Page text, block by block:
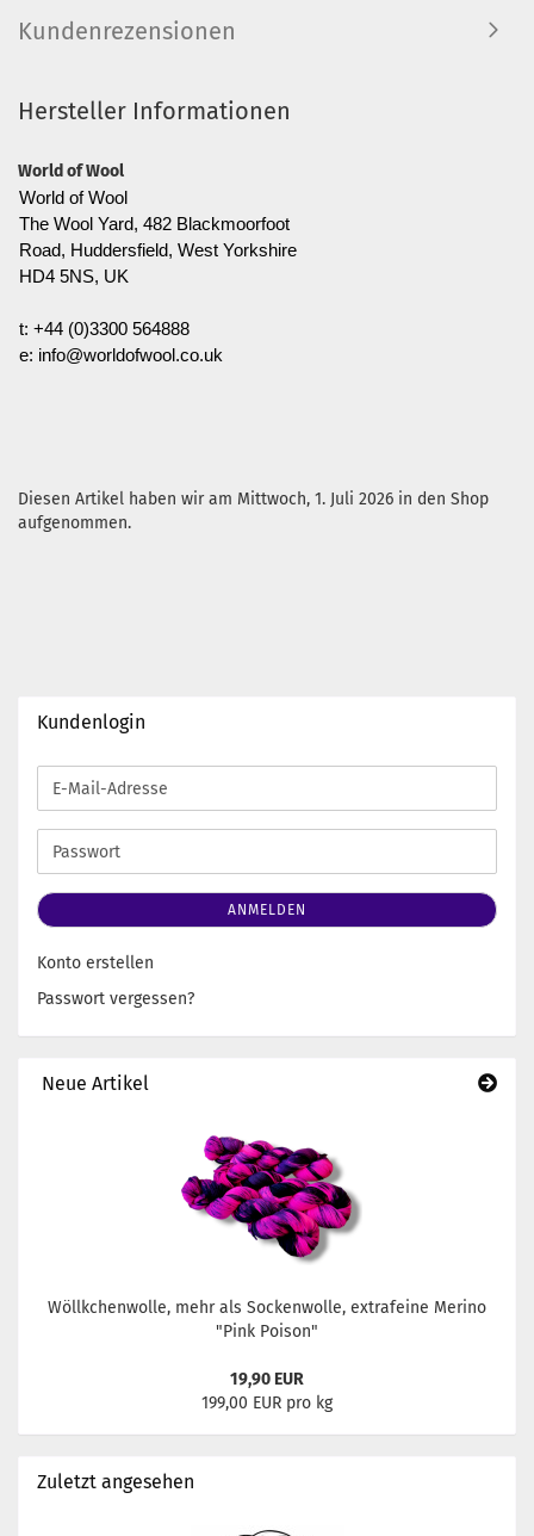
Kundenrezensionen
Hersteller Informationen
World of Wool
World of Wool
The Wool Yard, 482 Blackmoorfoot
Road, Huddersfield, West Yorkshire
HD4 5NS, UK
t: +44 (0)3300 564888
e: info@worldofwool.co.uk
Diesen Artikel haben wir am Mittwoch, 1. Juli 2026 in den Shop
aufgenommen.
Kundenlogin
E-
Mail-
Adresse
Passwort
ANMELDEN
Konto erstellen
Passwort vergessen?
Neue Artikel
Wöllkchenwolle, mehr als Sockenwolle, extrafeine Merino
"Pink Poison"
19,90 EUR
199,00 EUR pro kg
Zuletzt angesehen